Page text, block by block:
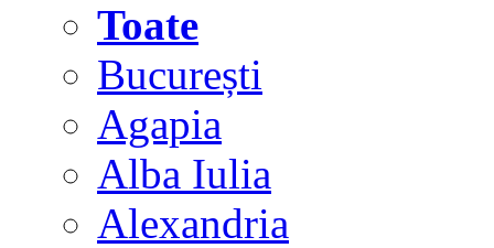
Toate
București
Agapia
Alba Iulia
Alexandria